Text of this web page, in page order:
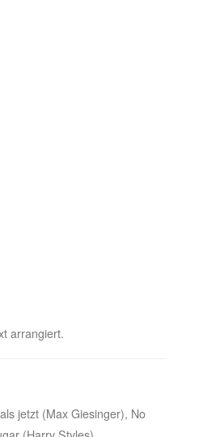
arrangiert.
jetzt (Max Giesinger), No